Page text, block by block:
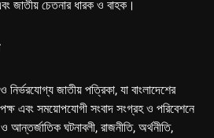
জাতীয় চেতনার ধারক ও বাহক।
জাতীয় পত্রিকা, যা বাংলাদেশের
এবং সময়োপযোগী সংবাদ সংগ্রহ ও পরিবেশনে
আন্তর্জাতিক ঘটনাবলী, রাজনীতি, অর্থনীতি,